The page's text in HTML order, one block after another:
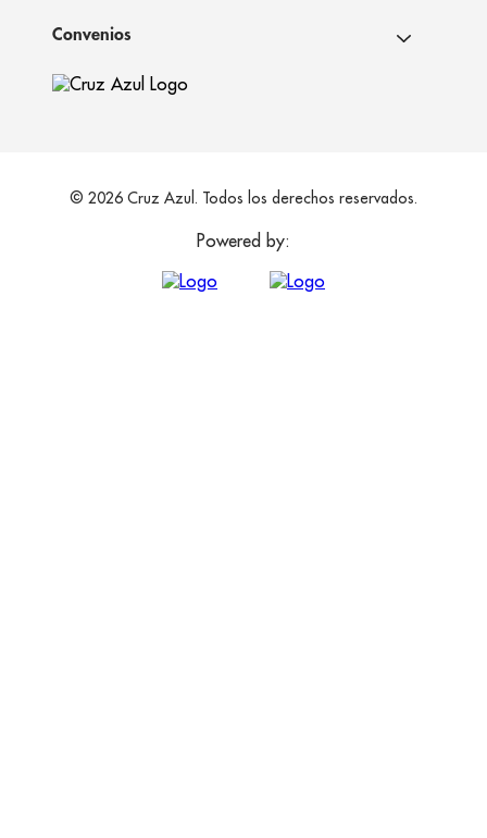
Convenios
© 2026 Cruz Azul. Todos los derechos reservados.
Powered by: